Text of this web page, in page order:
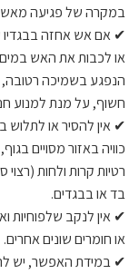
במקרה של פגיעה
✔ אם אש אחזה בבגדיו
או לכבות את האש
הנפגע בשמיכה
חשוף, על מנת למנוע
✔ אין להסיר או לתלוש
כוויה באזור מסויים
רטיות קרות ולחות
בד או בבגדים.
✔ אין לנקב שלפוחיות
או חומרים שונים אחרים.
✔ במידת האפשר, יש